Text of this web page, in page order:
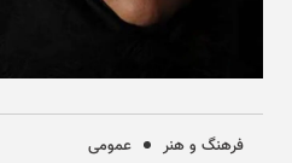
فرهنگ و هنر
عمومی